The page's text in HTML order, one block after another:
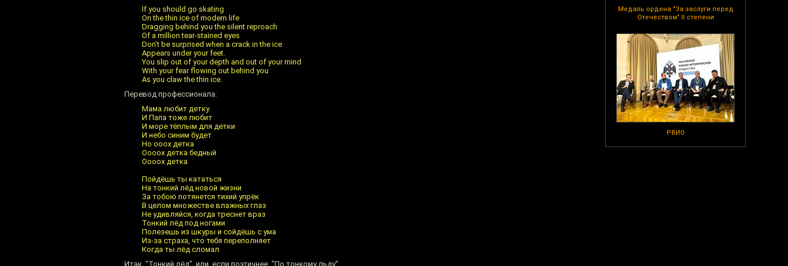
Медаль ордена "За заслуги перед
Отечеством" II степени
РВИО
If you should go skating
On the thin ice of modern life
Dragging behind you the silent reproach
Of a million tear-stained eyes
Don't be surprised when a crack in the ice
Appears under your feet.
You slip out of your depth and out of your mind
With your fear flowing out behind you
As you claw the thin ice.
Перевод профессионала:
Мама любит детку
И Папа тоже любит
И море тёплым для детки
И небо синим будет
Но ооох детка
Оооох детка бедный
Оооох детка
Пойдёшь ты кататься
На тонкий лёд новой жизни
За тобою потянется тихий упрёк
В целом множестве влажных глаз
Не удивляйся, когда треснет враз
Тонкий лёд под ногами
Полезешь из шкуры и сойдёшь с ума
Из-за страха, что тебя переполняет
Когда ты лёд сломал
Итак, "Тонкий лёд", или, если поэтичнее, "По тонкому льду".